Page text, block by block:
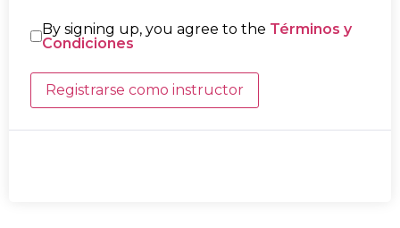
By signing up, you agree to the Términos y
Condiciones
Registrarse como instructor